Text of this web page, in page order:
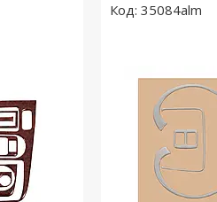
35084alm